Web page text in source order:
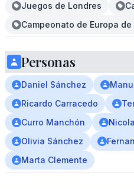
Juegos de Londres
Campeonato de Europa
Personas
Daniel Sánchez
Ricardo Carracedo
Curro Manchón
Olivia Sánchez
Marta Clemente